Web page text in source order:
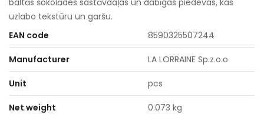
baltās šokolādes sastāvdaļas un dabīgas piedevas, kas
uzlabo tekstūru un garšu.
EAN code
8590325507244
Manufacturer LA LORRAINE Sp.z.o.o
Unit pcs
Net weight 0.073 kg